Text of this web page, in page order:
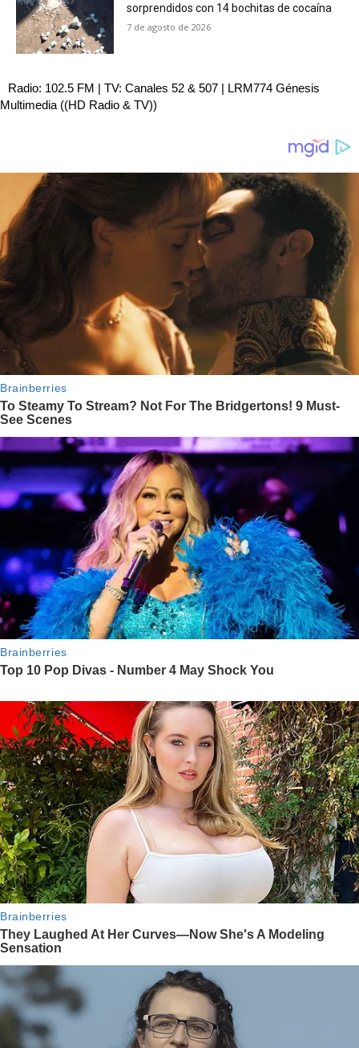
sorprendidos con 14 bochitas de cocaína
7 de agosto de 2026
Radio: 102.5 FM | TV: Canales 52 & 507 | LRM774 Génesis
Multimedia ((HD Radio & TV))